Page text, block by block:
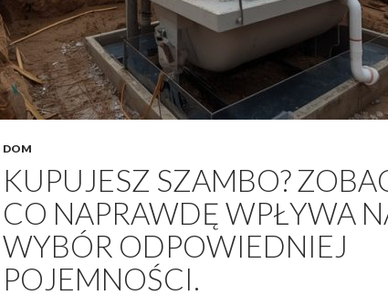
DOM
KUPUJESZ SZAMBO?
CO NAPRAWDĘ WPŁYWA
WYBÓR ODPOWIEDNIEJ
POJEMNOŚCI.